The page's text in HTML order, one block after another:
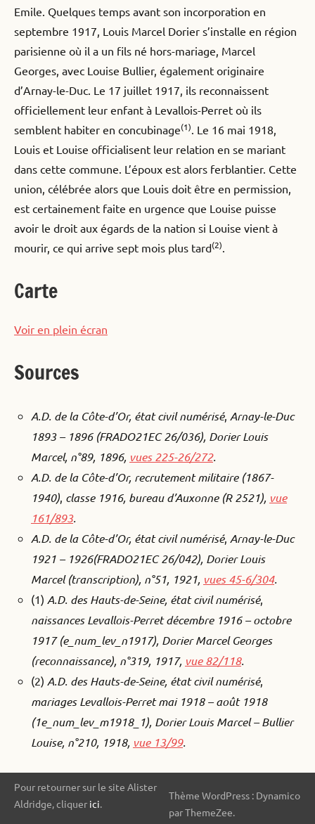
Emile. Quelques temps avant son incorporation en
septembre 1917, Louis Marcel Dorier s’installe en région
parisienne où il a un fils né hors-mariage, Marcel
Georges, avec Louise Bullier, également originaire
d’Arnay-le-Duc. Le 17 juillet 1917, ils reconnaissent
officiellement leur enfant à Levallois-Perret où ils
semblent habiter en concubinage(1). Le 16 mai 1918,
Louis et Louise officialisent leur relation en se mariant
dans cette commune. L’époux est alors ferblantier. Cette
union, célébrée alors que Louis doit être en permission,
est certainement faite en urgence que Louise puisse
avoir le droit aux égards de la nation si Louise vient à
mourir, ce qui arrive sept mois plus tard(2).
Carte
Voir en plein écran
Sources
A.D. de la Côte-d’Or, état civil numérisé, Arnay-le-Duc
1893 – 1896 (FRADO21EC 26/036), Dorier Louis
Marcel, n°89, 1896, vues 225-26/272.
A.D. de la Côte-d’Or, recrutement militaire (1867-
1940), classe 1916, bureau d’Auxonne (R 2521), vue
161/893.
A.D. de la Côte-d’Or, état civil numérisé, Arnay-le-Duc
1921 – 1926(FRADO21EC 26/042), Dorier Louis
Marcel (transcription), n°51, 1921, vues 45-6/304.
(1) A.D. des Hauts-de-Seine, état civil numérisé,
naissances Levallois-Perret décembre 1916 – octobre
1917 (e_num_lev_n1917), Dorier Marcel Georges
(reconnaissance), n°319, 1917, vue 82/118.
(2) A.D. des Hauts-de-Seine, état civil numérisé,
mariages Levallois-Perret mai 1918 – août 1918
(1e_num_lev_m1918_1), Dorier Louis Marcel – Bullier
Louise, n°210, 1918, vue 13/99.
Pour retourner sur le site Alister
Aldridge, cliquer ici.
Thème WordPress : Dynamico
par ThemeZee.